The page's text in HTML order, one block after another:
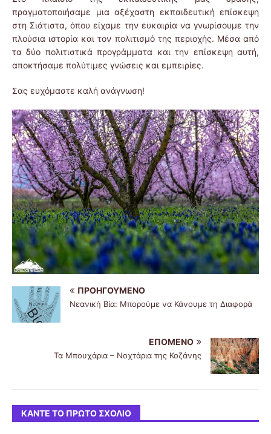
πραγματοποιήσαμε μια αξέχαστη εκπαιδευτική επίσκεψη
στη Σιάτιστα, όπου είχαμε την ευκαιρία να γνωρίσουμε την
πλούσια ιστορία και τον πολιτισμό της περιοχής. Μέσα από
τα δύο πολιτιστικά προγράμματα και την επίσκεψη αυτή,
αποκτήσαμε πολύτιμες γνώσεις και εμπειρίες.
Σας ευχόμαστε καλή ανάγνωση!
ΠΡΟΗΓΟΎΜΕΝΟ
Νεανική Βία: Μπορούμε να Κάνουμε τη Διαφορά
ΕΠΌΜΕΝΟ
Τα Μπουχάρια – Νοχτάρια της Κοζάνης
ΚΆΝΤΕ ΤΟ ΠΡΏΤΟ ΣΧΌΛΙΟ